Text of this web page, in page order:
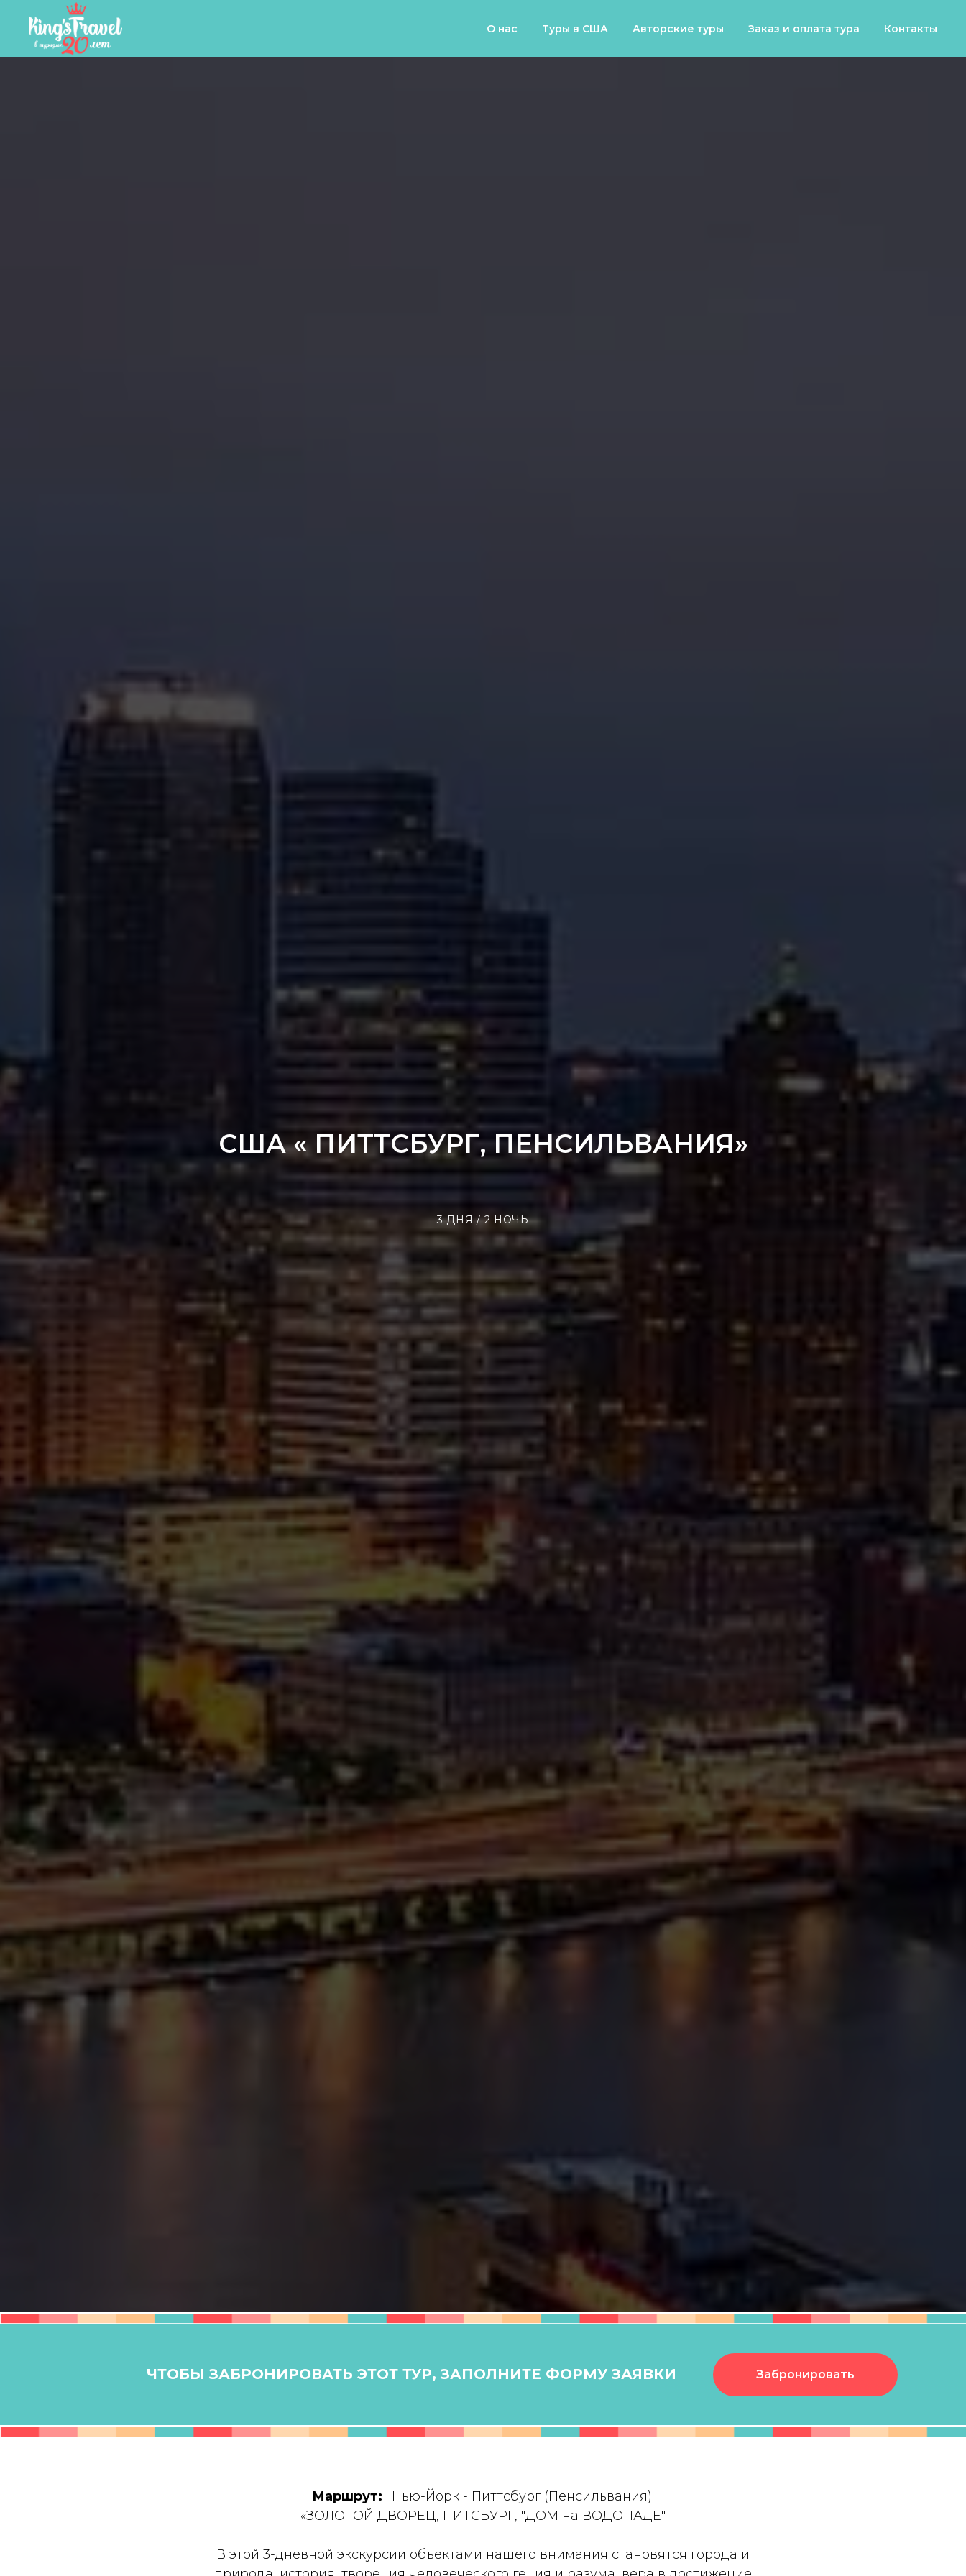
О нас Туры в США Авторские туры Заказ и оплата тура Контакты
США « ПИТТСБУРГ, ПЕНСИЛЬВАНИЯ»
3 ДНЯ / 2 НОЧЬ
ЧТОБЫ ЗАБРОНИРОВАТЬ ЭТОТ ТУР, ЗАПОЛНИТЕ ФОРМУ ЗАЯВКИ Забронировать
Маршрут: . Нью-Йорк - Питтсбург (Пенсильвания).
«ЗОЛОТОЙ ДВОРЕЦ, ПИТСБУРГ, "ДОМ на ВОДОПАДЕ"
В этой 3-дневной экскурсии объектами нашего внимания становятся города и